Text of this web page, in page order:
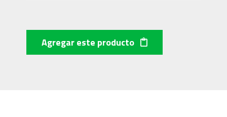
Agregar este producto